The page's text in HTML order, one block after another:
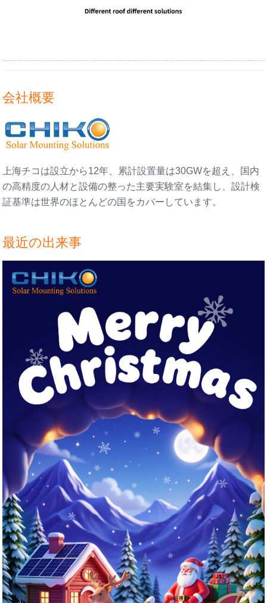
会社概要
上海チコは設立から12年、累計設置量は30GWを超え、国内
の高精度の人材と設備の整った主要実験室を結集し、設計検
証基準は世界のほとんどの国をカバーしています。
最近の出来事